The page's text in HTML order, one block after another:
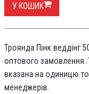
У КОШИК
Троянда Пінк веддінг
оптового замовлення.
вказана на одиницю
менеджерів.